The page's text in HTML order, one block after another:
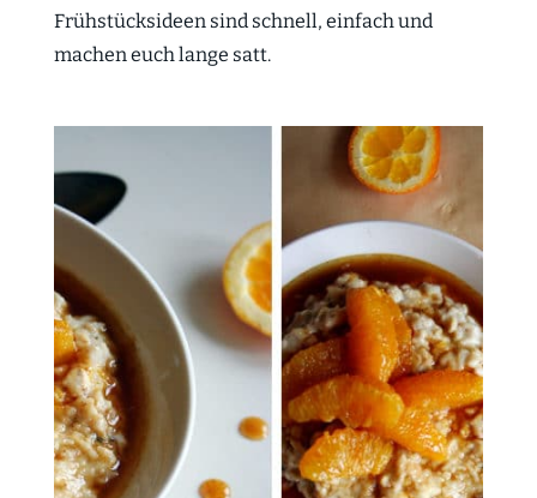
Frühstücksideen sind schnell, einfach und
machen euch lange satt.